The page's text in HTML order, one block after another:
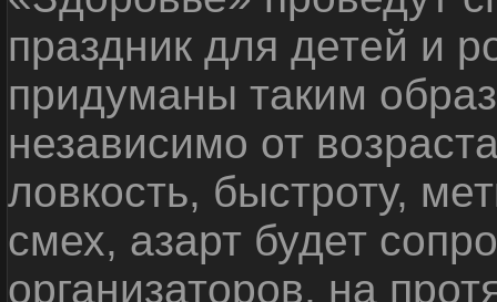
праздник для детей и
придуманы таким
независимо от
ловкость, быстроту,
смех, азарт будет
организаторов, на